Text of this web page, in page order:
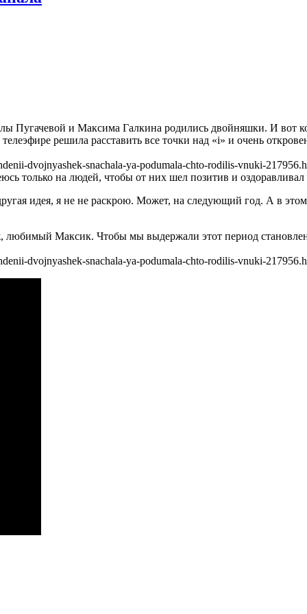
Пугачевой и Максима Галкина родились двойняшки. И вот
решила расставить все точки над «i» и очень
dvojnyashek-snachala-ya-podumala-chto-rodilis-vnuki-
только на людей, чтобы от них шел позитив и
идея, я не не раскрою. Может, на следующий год. А в этом
Максик. Чтобы мы выдержали этот период
dvojnyashek-snachala-ya-podumala-chto-rodilis-vnuki-